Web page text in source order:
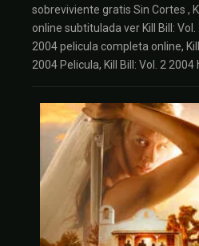
sobreviviente gratis Sin Cortes ,
online subtitulada ver Kill Bill:
2004 pelicula completa online,
2004 Pelicula, Kill Bill: Vol. 2 2004